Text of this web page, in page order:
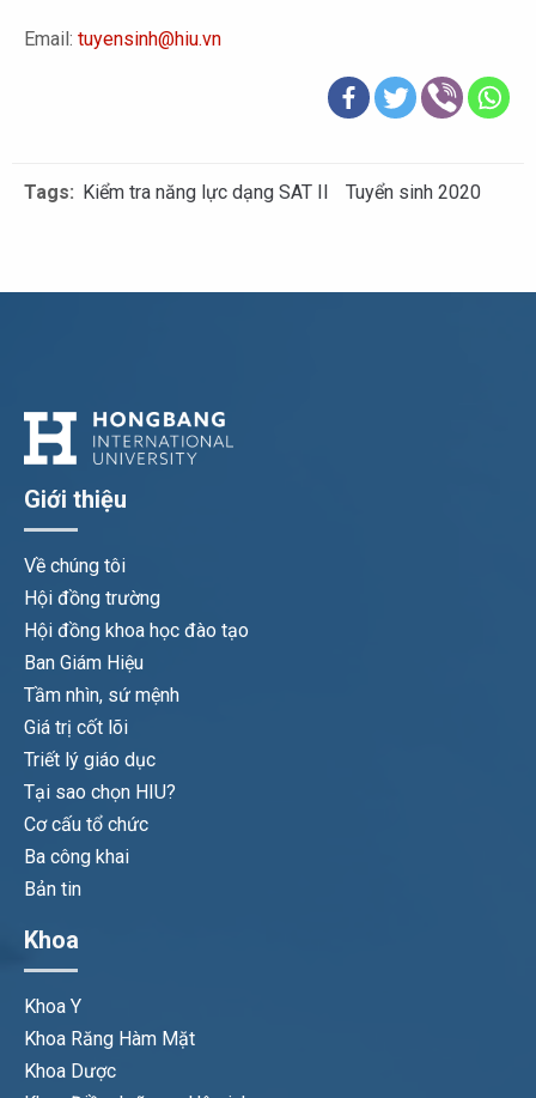
Email: tuyensinh@hiu.vn
Tags: Kiểm tra năng lực dạng SAT II Tuyển sinh 2020
Giới thiệu
Về chúng tôi
Hội đồng trường
Hội đồng khoa học đào tạo
Ban Giám Hiệu
Tầm nhìn, sứ mệnh
Giá trị cốt lõi
Triết lý giáo dục
Tại sao chọn HIU?
Cơ cấu tổ chức
Ba công khai
Bản tin
Khoa
Khoa Y
Khoa Răng Hàm Mặt
Khoa Dược